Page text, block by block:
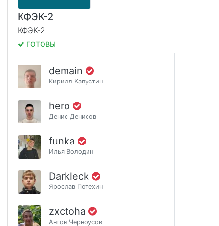
КФЭК-2
КФЭК-2
ГОТОВЫ
demain
Кирилл Капустин
hero
Денис Денисов
funka
Илья Володин
Darkleck
Ярослав Потехин
zxctoha
Антон Черноусов